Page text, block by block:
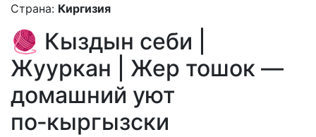
Страна: Киргизия
🧶 Кыздын себи |
Жууркан | Жер тошок —
домашний уют
по‑кыргызски